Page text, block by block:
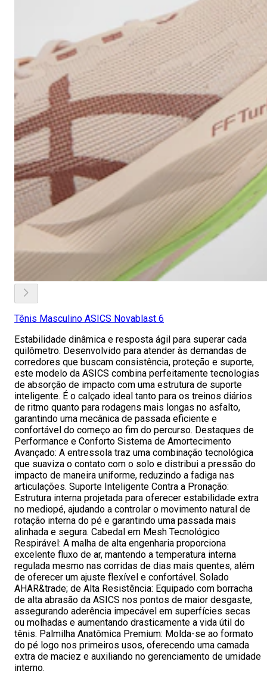
Tênis Masculino ASICS Novablast 6
Estabilidade dinâmica e resposta ágil para superar cada
quilômetro. Desenvolvido para atender às demandas de
corredores que buscam consistência, proteção e suporte,
este modelo da ASICS combina perfeitamente tecnologias
de absorção de impacto com uma estrutura de suporte
inteligente. É o calçado ideal tanto para os treinos diários
de ritmo quanto para rodagens mais longas no asfalto,
garantindo uma mecânica de passada eficiente e
confortável do começo ao fim do percurso. Destaques de
Performance e Conforto Sistema de Amortecimento
Avançado: A entressola traz uma combinação tecnológica
que suaviza o contato com o solo e distribui a pressão do
impacto de maneira uniforme, reduzindo a fadiga nas
articulações. Suporte Inteligente Contra a Pronação:
Estrutura interna projetada para oferecer estabilidade extra
no mediopé, ajudando a controlar o movimento natural de
rotação interna do pé e garantindo uma passada mais
alinhada e segura. Cabedal em Mesh Tecnológico
Respirável: A malha de alta engenharia proporciona
excelente fluxo de ar, mantendo a temperatura interna
regulada mesmo nas corridas de dias mais quentes, além
de oferecer um ajuste flexível e confortável. Solado
AHAR&trade; de Alta Resistência: Equipado com borracha
de alta abrasão da ASICS nos pontos de maior desgaste,
assegurando aderência impecável em superfícies secas
ou molhadas e aumentando drasticamente a vida útil do
tênis. Palmilha Anatômica Premium: Molda-se ao formato
do pé logo nos primeiros usos, oferecendo uma camada
extra de maciez e auxiliando no gerenciamento de umidade
interno.